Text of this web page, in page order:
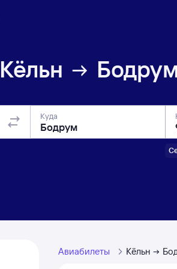
Кёльн
Куда
Авиабилеты Кёльн